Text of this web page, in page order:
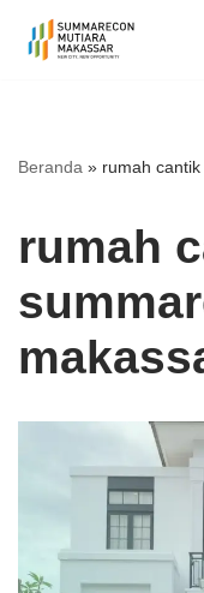
Lompat
Beranda » rumah
rumah